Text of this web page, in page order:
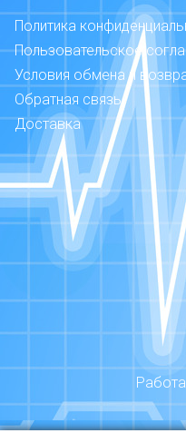
Политика
Пользовательское
Условия обмена и
Обратная связь
Доставка